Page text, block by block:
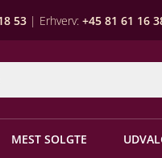
53 | Erhverv: +45 81 61 16
MEST SOLGTE